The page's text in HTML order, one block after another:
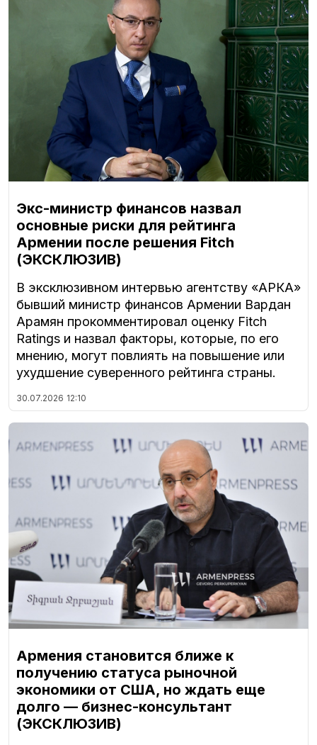
Экс-министр финансов назвал
основные риски для рейтинга
Армении после решения Fitch
(ЭКСКЛЮЗИВ)
В эксклюзивном интервью агентству «АРКА»
бывший министр финансов Армении Вардан
Арамян прокомментировал оценку Fitch
Ratings и назвал факторы, которые, по его
мнению, могут повлиять на повышение или
ухудшение суверенного рейтинга страны.
30.07.2026 12:10
Армения становится ближе к
получению статуса рыночной
экономики от США, но ждать еще
долго — бизнес-консультант
(ЭКСКЛЮЗИВ)